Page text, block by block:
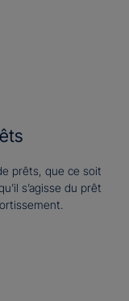
prêts, que ce soit
s’agisse du prêt